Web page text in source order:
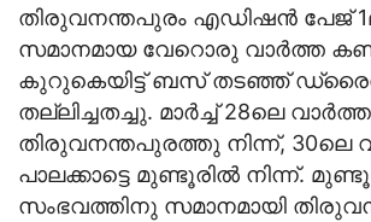
തിരുവനന്തപുരം എഡിഷന്‍ പേജ്
സമാനമായ വേറൊരു വാര്‍ത്ത
കുറുകെയിട്ട് ബസ് തടഞ്ഞ്
തല്ലിച്ചതച്ചു. മാര്‍ച്ച് 28ലെ വാര്‍ത്ത
തിരുവനന്തപുരത്തു നിന്ന്, 30ലെ
പാലക്കാട്ടെ മുണ്ടൂരില്‍ നിന്ന്.
സംഭവത്തിനു സമാനമായി